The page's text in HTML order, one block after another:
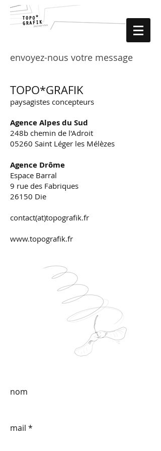
envoyez-nous votre message
TOPO*GRAFIK
paysagistes concepteurs
Agence Alpes du Sud
248b chemin de l'Adroit
05260 Saint Léger les Mélèzes
Agence Drôme
Espace Barral
9 rue des Fabriques
26150 Die
contact(at)topografik.fr
www.topografik.fr
nom
mail